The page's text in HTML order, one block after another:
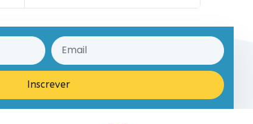
Inscrever